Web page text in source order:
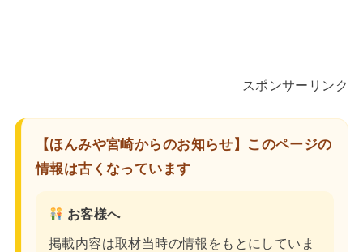
スポンサーリンク
【ほんみや宮崎からのお知らせ】このページの
情報は古くなっています
お客様へ
掲載内容は取材当時の情報をもとにしていま